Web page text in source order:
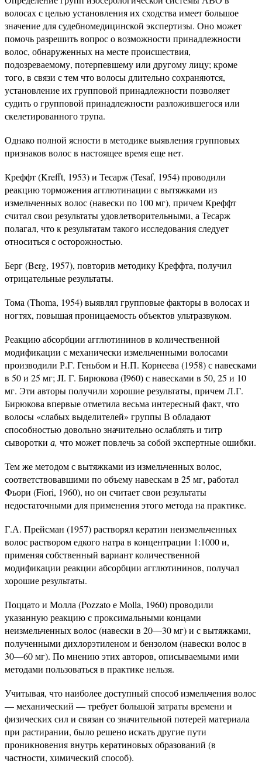
волосах с целью установления их сходства имеет большое
значение для судебномедицинской экспертизы. Оно может
помочь разрешить вопрос о возможности принадлежности
волос, обнаруженных на месте происшествия,
подозреваемому, потерпевшему или другому лицу; кроме
того, в связи с тем что волосы длительно сохраняются,
установление их групповой принадлежности позволяет
судить о групповой принадлежности разложившегося или
скелетированного трупа.
Однако полной ясности в методике выявления групповых
признаков волос в настоящее время еще нет.
Креффт (Krefft, 1953) и Тесарж (Tesaf, 1954) проводили
реакцию торможения агглютинации с вытяжками из
измельченных волос (навески по 100 мг), причем Креффт
считал свои результаты удовлетворительными, а Тесарж
полагал, что к результатам такого исследования следует
относиться с осторожностью.
Берг (Berg, 1957), повторив методику Креффта, получил
отрицательные результаты.
Тома (Thoma, 1954) выявлял групповые факторы в волосах и
ногтях, повышая проницаемость объектов ультразвуком.
Реакцию абсорбции агглютининов в количественной
модификации с механически измельченными волосами
производили Р.Г. Геньбом и Н.П. Корнеева (1958) с навесками
в 50 и 25 мг; JI. Г. Бирюкова (I960) с навесками в 50, 25 и 10
мг. Эти авторы получили хорошие результаты, причем Л.Г.
Бирюкова впервые отметила весьма интересный факт, что
волосы «слабых выделителей» группы В обладают
способностью довольно значительно ослаблять и титр
сыворотки а, что может повлечь за собой экспертные ошибки.
Тем же методом с вытяжками из измельченных волос,
соответствовавшими по объему навескам в 25 мг, работал
Фьори (Fiori, 1960), но он считает свои результаты
недостаточными для применения этого метода на практике.
Г.А. Прейсман (1957) растворял кератин неизмельченных
волос раствором едкого натра в концентрации 1:1000 и,
применяя собственный вариант количественной
модификации реакции абсорбции агглютининов, получал
хорошие результаты.
Поццато и Молла (Pozzato е Molla, 1960) проводили
указанную реакцию с проксимальными концами
неизмельченных волос (навески в 20—30 мг) и с вытяжками,
полученными дихлорэтиленом и бензолом (навески волос в
30—60 мг). По мнению этих авторов, описываемыми ими
методами пользоваться в практике нельзя.
Учитывая, что наиболее доступный способ измельчения волос
— механический — требует большой затраты времени и
физических сил и связан со значительной потерей материала
при растирании, было решено искать другие пути
проникновения внутрь кератиновых образований (в
частности, химический способ).